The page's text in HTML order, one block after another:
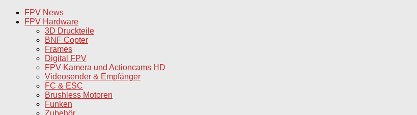
FPV News
FPV Hardware
3D Druckteile
BNF Copter
Frames
Digital FPV
FPV Kamera und Actioncams HD
Videosender & Empfänger
FC & ESC
Brushless Motoren
Funken
Zubehör